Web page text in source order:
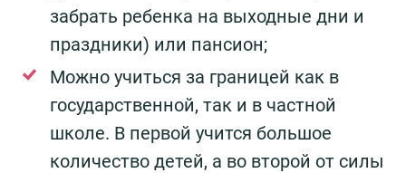
забрать ребенка на выходные дни и
праздники) или пансион;
Можно учиться за границей как в
государственной, так и в частной
школе. В первой учится большое
количество детей, а во второй от силы